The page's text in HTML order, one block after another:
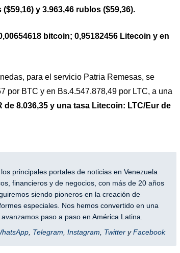
y 3.963,46 rublos ($59,36).
bitcoin; 0,95182456 Litecoin y en
para el servicio Patria Remesas, se
por BTC y en Bs.4.547.878,49 por LTC, a una
de 8.036,35 y una tasa Litecoin: LTC/Eur de
principales portales de noticias en Venezuela
financieros y de negocios, con más de 20 años
siendo pioneros en la creación de
especiales. Nos hemos convertido en una
paso a paso en América Latina.
, Telegram, Instagram, TwitteryFacebook